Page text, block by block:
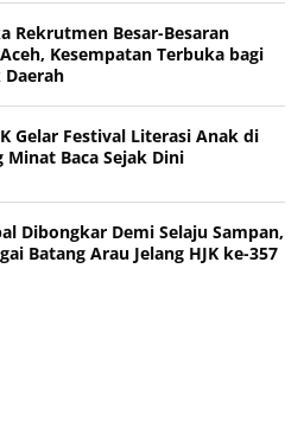
Rekrutmen Besar-Besaran
Kesempatan Terbuka bagi
Gelar Festival Literasi Anak di
Minat Baca Sejak Dini
Dibongkar Demi Selaju Sampan,
Batang Arau Jelang HJK ke-357